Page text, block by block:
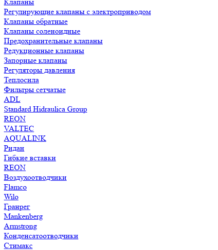
Регулирующие клапаны с электроприводом
Клапаны обратные
Клапаны соленоидные
Предохранительные клапаны
Редукционные клапаны
Запорные клапаны
Регуляторы давления
Теплосила
Фильтры сетчатые
ADL
Standard Hidraulica Group
REON
VALTEC
AQUALINK
Ридан
Гибкие вставки
REON
Воздухоотводчики
Flamco
Wilo
Гранрег
Mankenberg
Armstrong
Конденсатоотводчики
Стимакс